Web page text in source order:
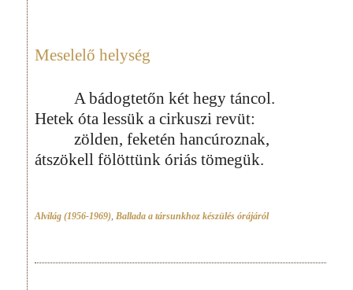
Meselelő helység
A bádogtetőn két hegy táncol.
Hetek óta lessük a cirkuszi revüt:
zölden, feketén hancúroznak,
átszökell fölöttünk óriás tömegük.
Alvilág (1956-1969), Ballada a társunkhoz készülés órájáról